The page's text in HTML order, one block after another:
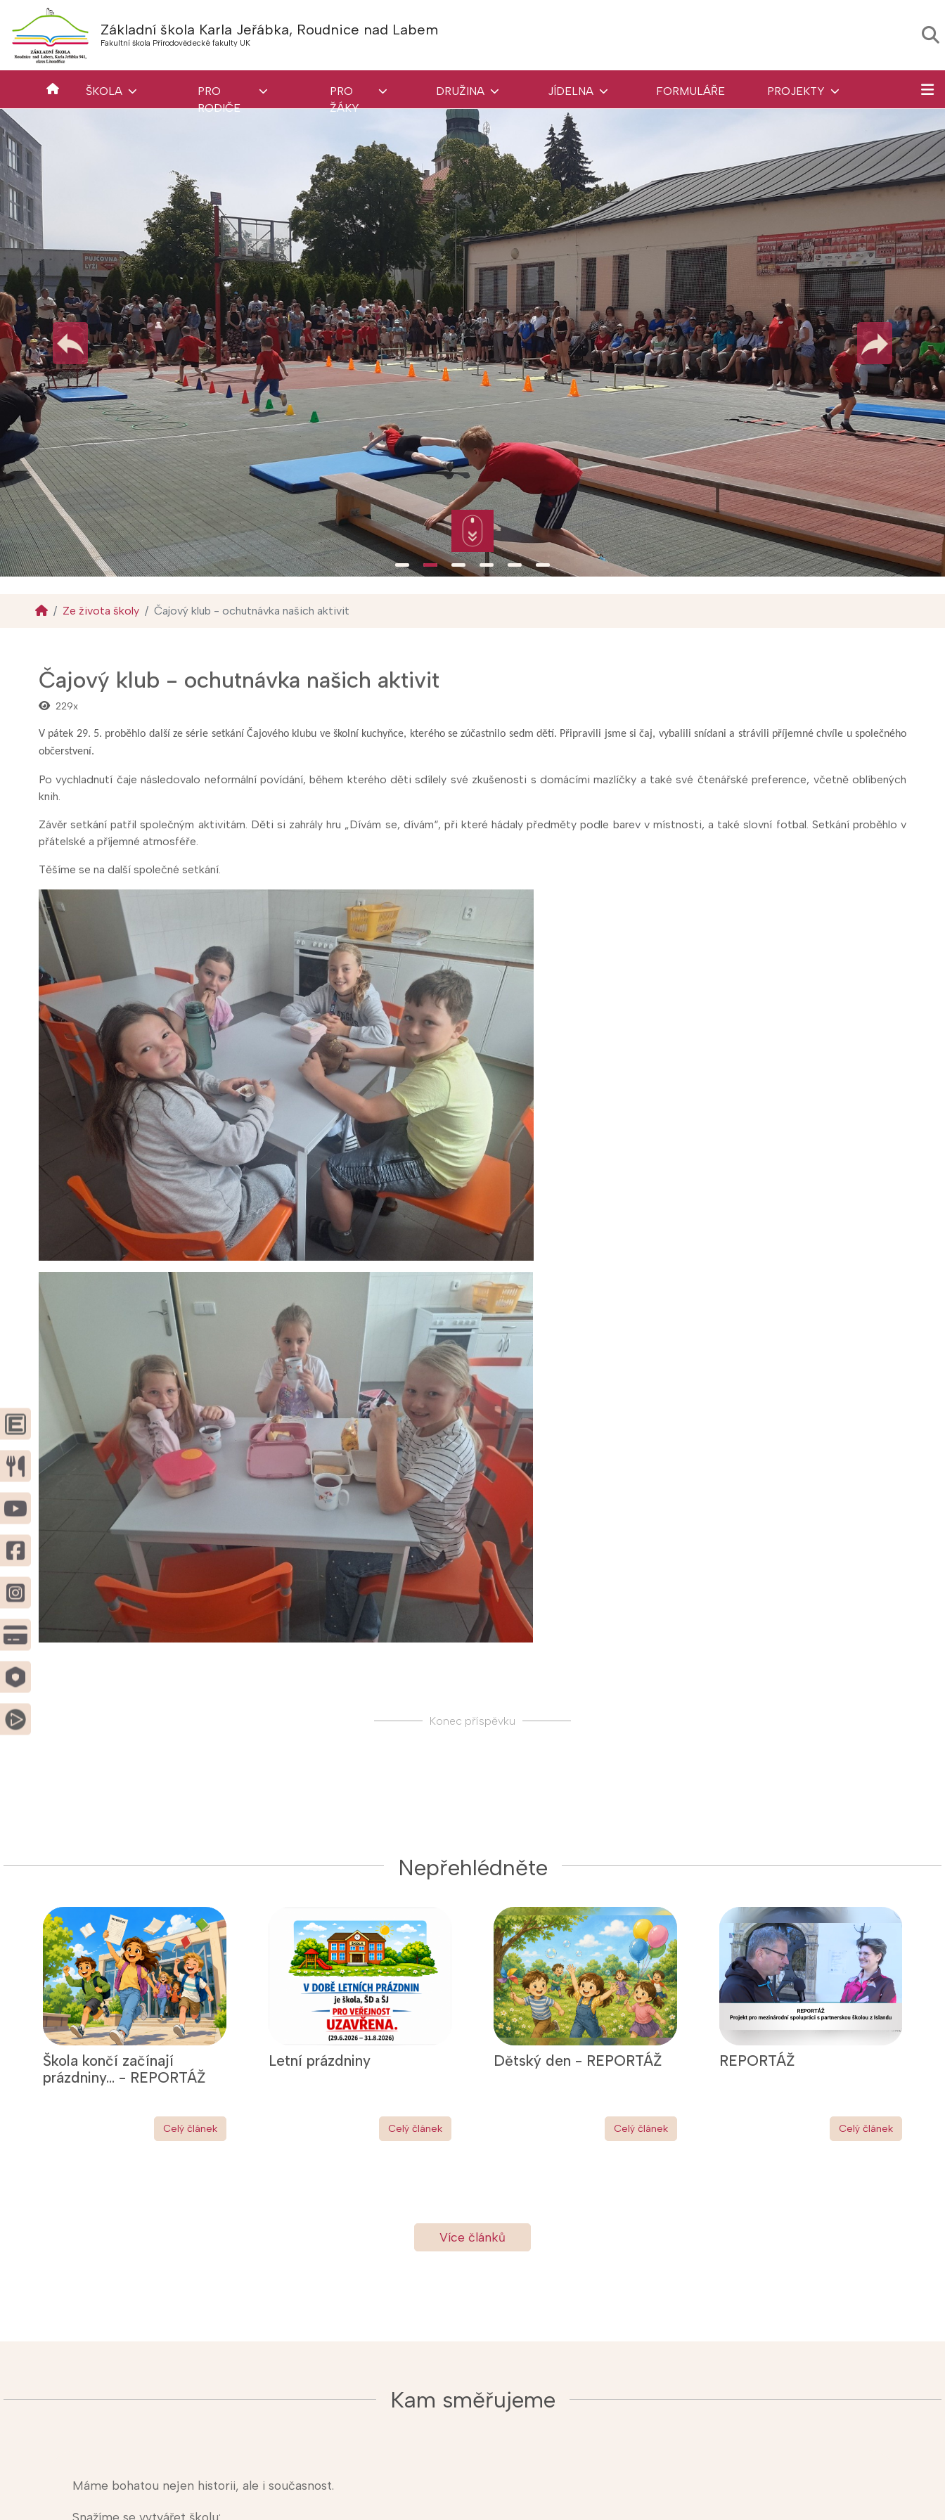
Základní škola Karla Jeřábka, Roudnice nad Labem
Fakultní škola Přírodovědecké fakulty UK
ŠKOLA
PRO
RODIČE
PRO
ŽÁKY
DRUŽINA JÍDELNA FORMULÁŘE PROJEKTY
Ze života školy Čajový klub - ochutnávka našich aktivit
Čajový klub - ochutnávka našich aktivit
229x
V pátek 29. 5. proběhlo další ze série setkání Čajového klubu ve školní kuchyňce, kterého se zúčastnilo sedm dětí. Připravili jsme si čaj, vybalili snídani a strávili příjemné chvíle u společného
občerstvení.
Po vychladnutí čaje následovalo neformální povídání, během kterého děti sdílely své zkušenosti s domácími mazlíčky a také své čtenářské preference, včetně oblíbených
knih.
Závěr setkání patřil společným aktivitám. Děti si zahrály hru „Dívám se, dívám“, při které hádaly předměty podle barev v místnosti, a také slovní fotbal. Setkání proběhlo v
přátelské a příjemné atmosféře.
Těšíme se na další společné setkání.
Konec příspěvku
Nepřehlédněte
Škola končí začínají
prázdniny... - REPORTÁŽ
Celý článek
Letní prázdniny
Celý článek
Dětský den - REPORTÁŽ
Celý článek
REPORTÁŽ
Celý článek
Více článků
Kam směřujeme
Máme bohatou nejen historii, ale i současnost.
Snažíme se vytvářet školu: